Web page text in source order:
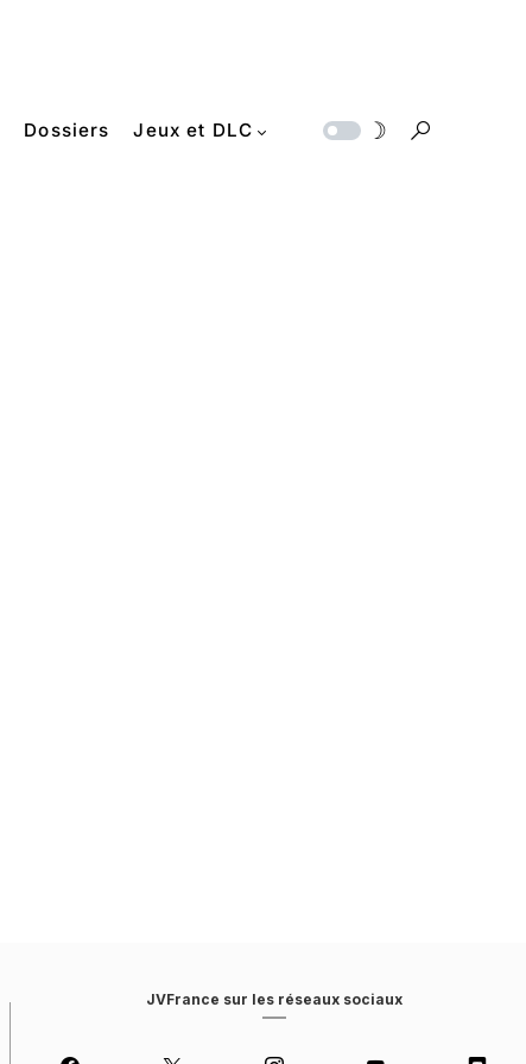
Dossiers Jeux et DLC
JVFrance sur les réseaux sociaux